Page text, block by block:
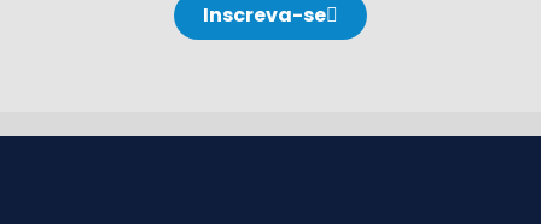
Inscreva-se